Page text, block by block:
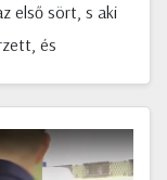
első sört, s aki
és